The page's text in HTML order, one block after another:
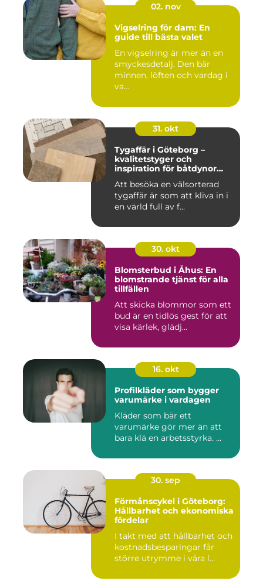
02. nov
Vigselring för dam: En
guide till bästa valet
En vigselring är mer än en
smyckesdetalj. Den bär
minnen, löften och vardag i
va...
31. okt
Tygaffär i Göteborg –
kvalitetstyger och
inspiration för båtdynor
Att besöka en välsorterad
tygaffär är som att kliva in i
en värld full av f...
30. okt
Blomsterbud i Åhus: En
blomstrande tjänst för alla
tillfällen
Att skicka blommor som ett
bud är en tidlös gest för att
visa kärlek, glädj...
16. okt
Profilkläder som bygger
varumärke i vardagen
Kläder som bär ett
varumärke gör mer än att
bara klä en arbetsstyrka. ...
30. sep
Förmånscykel i Göteborg:
Hållbarhet och ekonomiska
fördelar
I takt med att hållbarhet och
kostnadsbesparingar får
större utrymme i våra l...